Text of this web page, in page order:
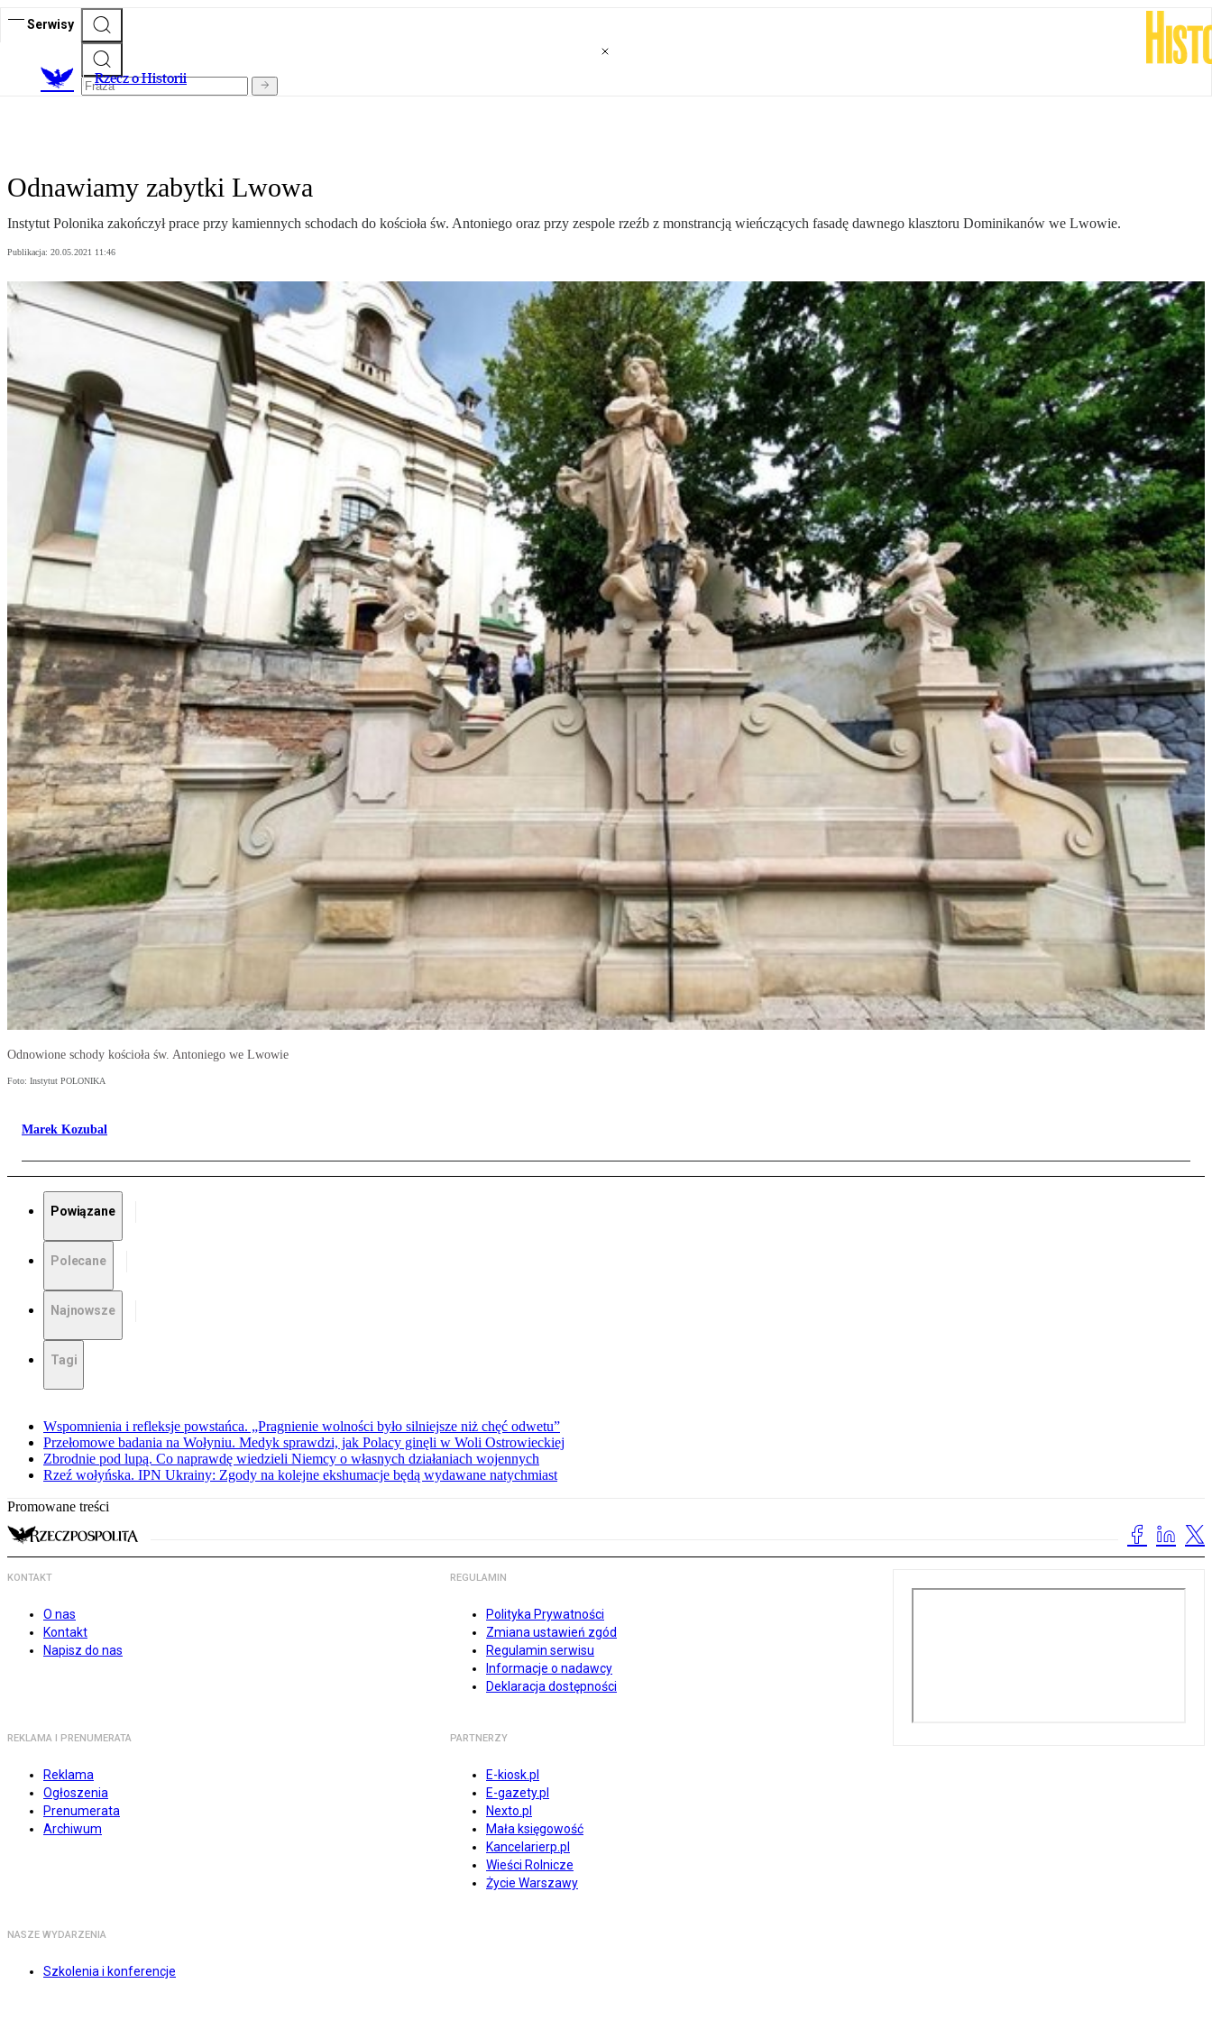
Serwisy
Rzecz o Historii
Odnawiamy zabytki Lwowa
Instytut Polonika zakończył prace przy kamiennych schodach do kościoła św. Antoniego oraz przy zespole rzeźb z monstrancją wieńczących fasadę dawnego klasztoru Dominikanów we Lwowie.
Publikacja: 20.05.2021 11:46
Odnowione schody kościoła św. Antoniego we Lwowie
Foto: Instytut POLONIKA
Marek Kozubal
Powiązane
Polecane
Najnowsze
Tagi
Wspomnienia i refleksje powstańca. „Pragnienie wolności było silniejsze niż chęć odwetu”
Przełomowe badania na Wołyniu. Medyk sprawdzi, jak Polacy ginęli w Woli Ostrowieckiej
Zbrodnie pod lupą. Co naprawdę wiedzieli Niemcy o własnych działaniach wojennych
Rzeź wołyńska. IPN Ukrainy: Zgody na kolejne ekshumacje będą wydawane natychmiast
Promowane treści
KONTAKT
O nas
Kontakt
Napisz do nas
REGULAMIN
Polityka Prywatności
Zmiana ustawień zgód
Regulamin serwisu
Informacje o nadawcy
Deklaracja dostępności
REKLAMA I PRENUMERATA
Reklama
Ogłoszenia
Prenumerata
Archiwum
PARTNERZY
E-kiosk.pl
E-gazety.pl
Nexto.pl
Mała księgowość
Kancelarierp.pl
Wieści Rolnicze
Życie Warszawy
NASZE WYDARZENIA
Szkolenia i konferencje